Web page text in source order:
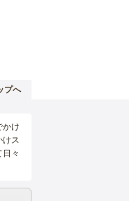
プへ
かけ
けス
々